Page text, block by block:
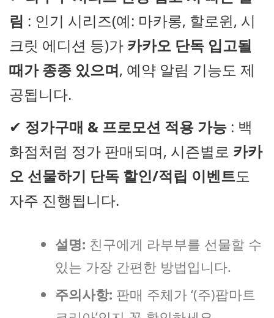
림 : 인기 시리즈(예: 마카롱, 할로윈, 시
크릿 에디션 등)가 카카오 단독 입고될
때가 종종 있으며, 예약 알림 기능도 제
공됩니다.
✔ 정가구매 & 프로모션 적용 가능 : 백
화점처럼 정가 판매되며, 시즌별로 카카
오 선물하기 단독 할인/적립 이벤트도
자주 진행됩니다.
설명: 친구에게 라부부를 선물할 수
있는 가장 간편한 방법입니다.
주의사항: 판매 주체가 ‘(주)팝마트